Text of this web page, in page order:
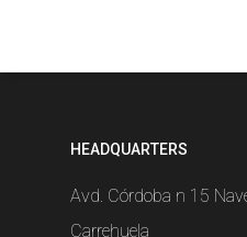
HEADQUARTERS
Avd. Córdoba n 15
Carrehuela